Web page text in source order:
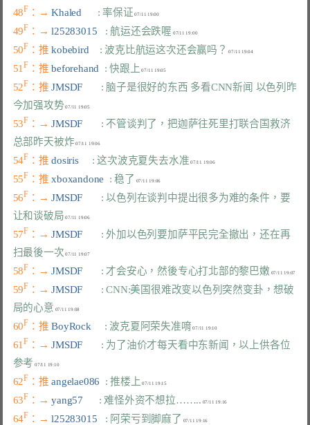
48F ：→ Khaled : 率保证
49F ：→ l25283015 : 航运还会跌喔 07/11 19:00
50F ：推 kobebird : 波克比航运这次还会赢吗？
51F ：推 beforehand : 快跟上
52F ：推 JMSDF : 脑子是很好的东西 多看CNN新闻 以色列昨
今加强攻势
07/11 19:05
53F ：→ JMSDF : 不管谈判了，把迦萨往死里打联合国救济
总部昨天被炸
07/11 19:06
54F ：推 dosiris : 这次波克夏失去水准 07/11 19:06
55F ：推 xboxandone : 稳了
56F ：→ JMSDF : 以色列在谈判中提出很多为难的条件，要
让和谈破局
07/11 19:06
57F ：→ JMSDF : 外加以色列要加萨平民完全撤出，还在再
扫最後一次
07/11 19:07
58F ：→ JMSDF : 才会安心，然後专心打北部的黎巴嫩
59F ：→ JMSDF : CNN:美国很难改变以色列突然变卦，想破
局的心意
60F ：推 BoyRock : 波克夏阿荣失准唷 07/11 19:10
61F ：→ JMSDF : 为了油价才每天看中东新闻，以上供各位
参考
07/11 19:10
62F ：推 angelae086 : 推楼上
63F ：→ yang57 : 难怪外资不想拉……..
64F ：→ l25283015 : 阿荣亏到脚麻了